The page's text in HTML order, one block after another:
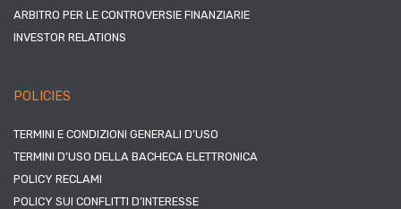
ARBITRO PER LE CONTROVERSIE FINANZIARIE
INVESTOR RELATIONS
POLICIES
TERMINI E CONDIZIONI GENERALI D’USO
TERMINI D’USO DELLA BACHECA ELETTRONICA
POLICY RECLAMI
POLICY SUI CONFLITTI D’INTERESSE